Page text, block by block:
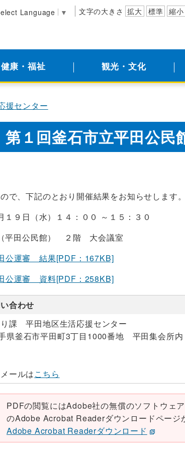
Language ▼ 文字の大きさ 拡大 標準 縮小
健康・福祉 観光・文化
援センター
１回釜石市立平田公民
で、下記のとおり開催結果をお知らせします。
９日（水）１４：００ ～１５：３０
田公民館） ２階 大会議室
公運審 結果[PDF：167KB]
公運審 資料[PDF：258KB]
合わせ
課 平田地区生活応援センター
県釜石市平田町3丁目1000番地 平田集会所内
ールはこちら
PDFの閲覧にはAdobe社の無償のソフトウェ
のAdobe Acrobat Readerダウンロードページ
Adobe Acrobat Readerダウンロード